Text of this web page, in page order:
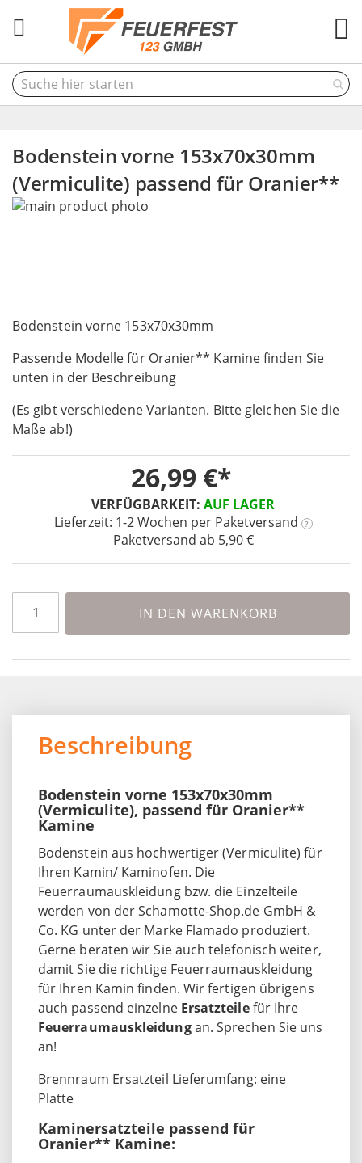
Bodenstein vorne 153x70x30mm
(Vermiculite) passend für Oranier**
Bodenstein vorne 153x70x30mm
Passende Modelle für Oranier** Kamine finden Sie
unten in der Beschreibung
(Es gibt verschiedene Varianten. Bitte gleichen Sie die
Maße ab!)
VERFÜGBARKEIT: AUF LAGER
Lieferzeit: 1-2 Wochen per Paketversand ?
Paketversand ab 5,90 €
26,99 €
IN DEN WARENKORB
Skip
gallery
to
beginning
of
images
gallery
Beschreibung
Bodenstein vorne 153x70x30mm
(Vermiculite), passend für Oranier**
Kamine
Bodenstein aus hochwertiger (Vermiculite) für
Ihren Kamin/ Kaminofen. Die
Feuerraumauskleidung bzw. die Einzelteile
werden von der Schamotte-Shop.de GmbH &
Co. KG unter der Marke Flamado produziert.
Gerne beraten wir Sie auch telefonisch weiter,
damit Sie die richtige Feuerraumauskleidung
für Ihren Kamin finden. Wir fertigen übrigens
auch passend einzelne Ersatzteilefür Ihre
Feuerraumauskleidungan. Sprechen Sie uns
an!
Brennraum Ersatzteil Lieferumfang: eine
Platte
Kaminersatzteile passend für
Oranier** Kamine: